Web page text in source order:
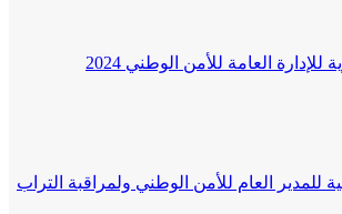
للإدارة العامة للأمن الوطني 2024
للمدير العام للأمن الوطني ولمراقبة التراب